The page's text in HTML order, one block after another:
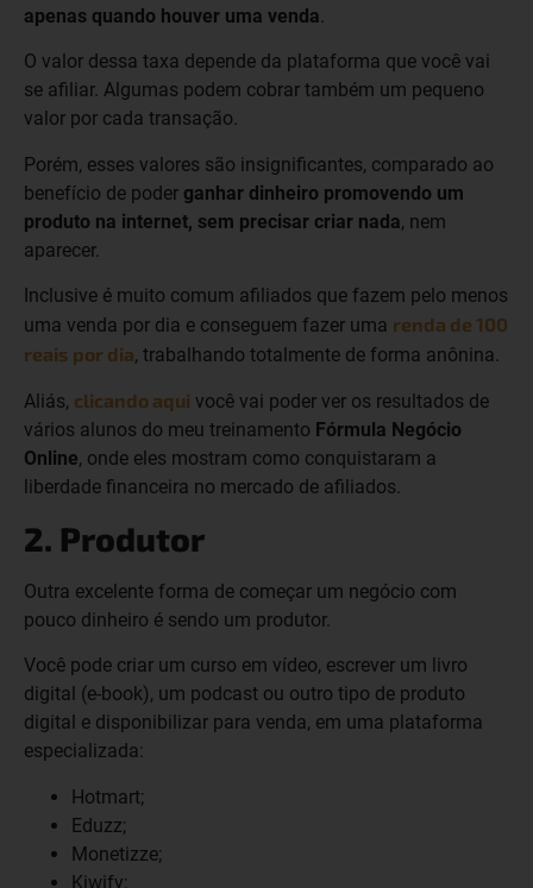
apenas quando houver uma venda.
O valor dessa taxa depende da plataforma que você vai
se afiliar. Algumas podem cobrar também um pequeno
valor por cada transação.
Porém, esses valores são insignificantes, comparado ao
benefício de poder ganhar dinheiro promovendo um
produto na internet, sem precisar criar nada, nem
aparecer.
Inclusive é muito comum afiliados que fazem pelo menos
uma venda por dia e conseguem fazer uma renda de 100
reais por dia, trabalhando totalmente de forma anônina.
Aliás, clicando aqui você vai poder ver os resultados de
vários alunos do meu treinamento Fórmula Negócio
Online, onde eles mostram como conquistaram a
liberdade financeira no mercado de afiliados.
2. Produtor
Outra excelente forma de começar um negócio com
pouco dinheiro é sendo um produtor.
Você pode criar um curso em vídeo, escrever um livro
digital (e-book), um podcast ou outro tipo de produto
digital e disponibilizar para venda, em uma plataforma
especializada:
Hotmart;
Eduzz;
Monetizze;
Kiwify;